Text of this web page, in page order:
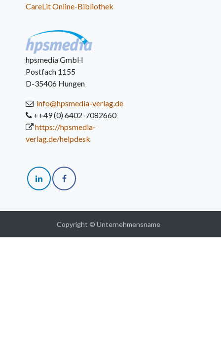
CareLit Online-Bibliothek
hpsmedia GmbH
Postfach 1155
D-35406 Hungen
info@hpsmedia-verlag.de
++49 (0) 6402-7082660
https://hpsmedia-
verlag.de/helpdesk
Copyright © Unternehmensname